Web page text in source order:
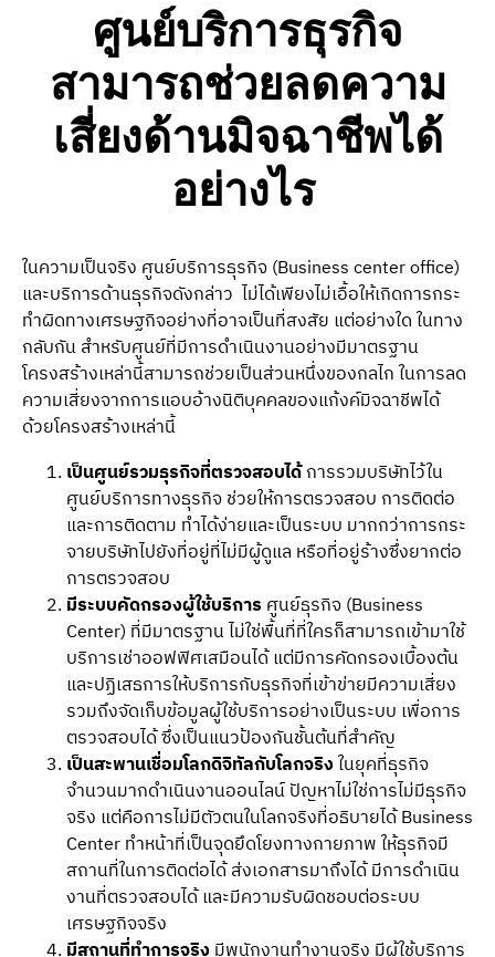
ศูนย์บริการธุรกิจ
สามารถช่วยลดความ
เสี่ยงด้านมิจฉาชีพได้
อย่างไร
ในความเป็นจริง ศูนย์บริการธุรกิจ (Business center office)
และบริการด้านธุรกิจดังกล่าว ไม่ได้เพียงไม่เอื้อให้เกิดการกระ
ทำผิดทางเศรษฐกิจอย่างที่อาจเป็นที่สงสัย แต่อย่างใด ในทาง
กลับกัน สำหรับศูนย์ที่มีการดำเนินงานอย่างมีมาตรฐาน
โครงสร้างเหล่านี้สามารถช่วยเป็นส่วนหนึ่งของกลไก ในการลด
ความเสี่ยงจากการแอบอ้างนิติบุคคลของแก้งค์มิจฉาชีพได้
ด้วยโครงสร้างเหล่านี้
เป็นศูนย์รวมธุรกิจที่ตรวจสอบได้การรวมบริษัทไว้ใน
ศูนย์บริการทางธุรกิจ ช่วยให้การตรวจสอบ การติดต่อ
และการติดตาม ทำได้ง่ายและเป็นระบบ มากกว่าการกระ
จายบริษัทไปยังที่อยู่ที่ไม่มีผู้ดูแล หรือที่อยู่ร้างซึ่งยากต่อ
การตรวจสอบ
มีระบบคัดกรองผู้ใช้บริการ ศูนย์ธุรกิจ (Business
Center) ที่มีมาตรฐาน ไม่ใช่พื้นที่ที่ใครก็สามารถเข้ามาใช้
บริการเช่าออฟฟิศเสมือนได้ แต่มีการคัดกรองเบื้องต้น
และปฏิเสธการให้บริการกับธุรกิจที่เข้าข่ายมีความเสี่ยง
รวมถึงจัดเก็บข้อมูลผู้ใช้บริการอย่างเป็นระบบ เพื่อการ
ตรวจสอบได้ ซึ่งเป็นแนวป้องกันชั้นต้นที่สำคัญ
เป็นสะพานเชื่อมโลกดิจิทัลกับโลกจริงในยุคที่ธุรกิจ
จำนวนมากดำเนินงานออนไลน์ ปัญหาไม่ใช่การไม่มีธุรกิจ
จริง แต่คือการไม่มีตัวตนในโลกจริงที่อธิบายได้ Business
Center ทำหน้าที่เป็นจุดยึดโยงทางกายภาพ ให้ธุรกิจมี
สถานที่ในการติดต่อได้ ส่งเอกสารมาถึงได้ มีการดำเนิน
งานที่ตรวจสอบได้ และมีความรับผิดชอบต่อระบบ
เศรษฐกิจจริง